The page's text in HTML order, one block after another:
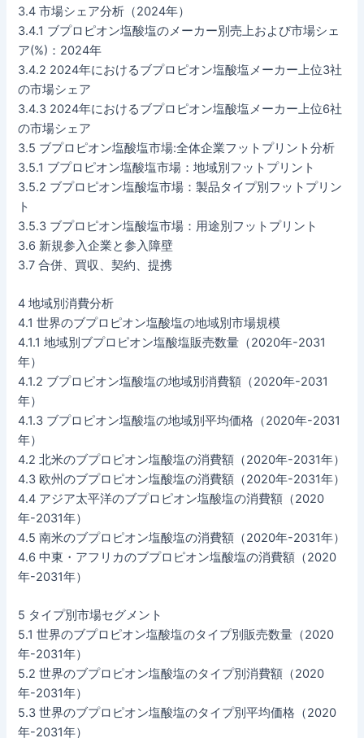
3.4 市場シェア分析（2024年）
3.4.1 ブプロピオン塩酸塩のメーカー別売上および市場シェ
ア(%)：2024年
3.4.2 2024年におけるブプロピオン塩酸塩メーカー上位3社
の市場シェア
3.4.3 2024年におけるブプロピオン塩酸塩メーカー上位6社
の市場シェア
3.5 ブプロピオン塩酸塩市場:全体企業フットプリント分析
3.5.1 ブプロピオン塩酸塩市場：地域別フットプリント
3.5.2 ブプロピオン塩酸塩市場：製品タイプ別フットプリン
ト
3.5.3 ブプロピオン塩酸塩市場：用途別フットプリント
3.6 新規参入企業と参入障壁
3.7 合併、買収、契約、提携
4 地域別消費分析
4.1 世界のブプロピオン塩酸塩の地域別市場規模
4.1.1 地域別ブプロピオン塩酸塩販売数量（2020年-2031
年）
4.1.2 ブプロピオン塩酸塩の地域別消費額（2020年-2031
年）
4.1.3 ブプロピオン塩酸塩の地域別平均価格（2020年-2031
年）
4.2 北米のブプロピオン塩酸塩の消費額（2020年-2031年）
4.3 欧州のブプロピオン塩酸塩の消費額（2020年-2031年）
4.4 アジア太平洋のブプロピオン塩酸塩の消費額（2020
年-2031年）
4.5 南米のブプロピオン塩酸塩の消費額（2020年-2031年）
4.6 中東・アフリカのブプロピオン塩酸塩の消費額（2020
年-2031年）
5 タイプ別市場セグメント
5.1 世界のブプロピオン塩酸塩のタイプ別販売数量（2020
年-2031年）
5.2 世界のブプロピオン塩酸塩のタイプ別消費額（2020
年-2031年）
5.3 世界のブプロピオン塩酸塩のタイプ別平均価格（2020
年-2031年）